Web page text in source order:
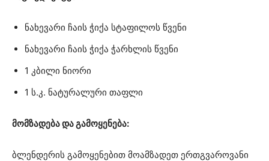
ნახევარი ჩაის ჭიქა სტაფილოს წვენი
ნახევარი ჩაის ჭიქა ჭარხლის წვენი
1 კბილი ნიორი
1 ს.კ. ნატურალური თაფლი
მომზადება და გამოყენება:
ბლენდერის გამოყენებით მოამზადეთ ერთგვაროვანი